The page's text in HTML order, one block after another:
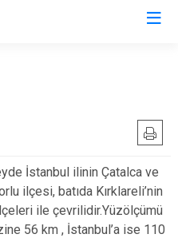
Süleymanpaşa
Ergene
Kapaklı
İstanbul ilinin Çatalca ve
ilçesi, batıda Kırklareli’nin
ile çevrilidir.Yüzölçümü
56 km , İstanbul’a ise 110